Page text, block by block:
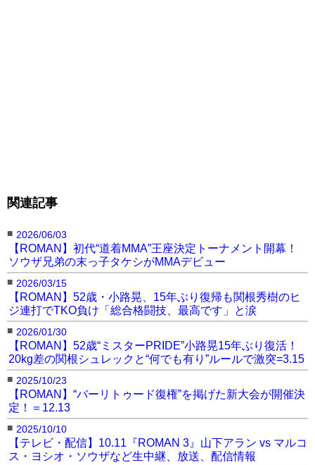
関連記事
■ 2026/06/03
【ROMAN】初代“道着MMA”王座決定トーナメント開幕！
ソウザ兄弟の末っ子タケシがMMAデビュー
■ 2026/03/15
【ROMAN】52歳・小路晃、15年ぶり復帰も関根秀樹のヒ
ジ連打でTKO負け「総合格闘技、最高です」と涙
■ 2026/01/30
【ROMAN】52歳“ミスターPRIDE”小路晃15年ぶり復活！
20kg差の関根シュレックと“何でも有り”ルールで激突=3.15
■ 2025/10/23
【ROMAN】“バーリトゥード復権”を掲げた新大会が開催決
定！＝12.13
■ 2025/10/10
【テレビ・配信】10.11『ROMAN 3』山下アラン vs マルコ
ス・ヨシオ・ソウザなど生中継、放送、配信情報